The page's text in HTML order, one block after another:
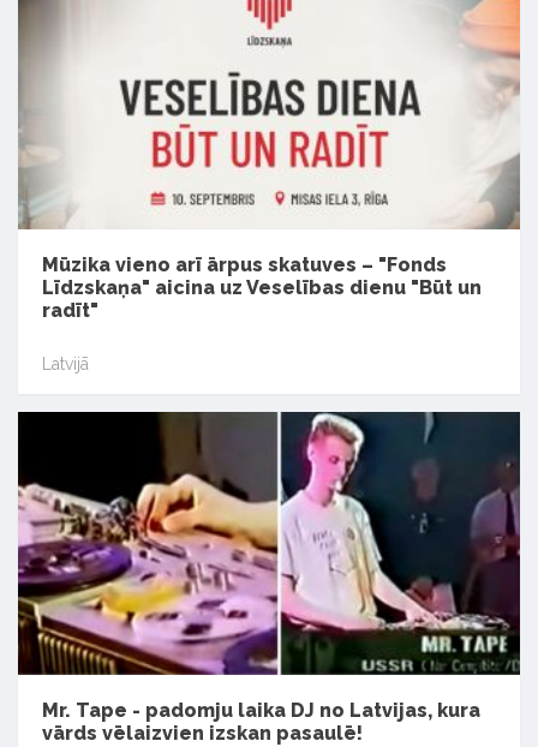
Mūzika vieno arī ārpus skatuves – "Fonds
Līdzskaņa" aicina uz Veselības dienu "Būt un
radīt"
Latvijā
Mr. Tape - padomju laika DJ no Latvijas, kura
vārds vēlaizvien izskan pasaulē!